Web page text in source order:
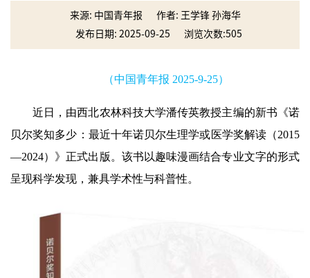
来源: 中国青年报
作者: 王学锋 孙海华
发布日期: 2025-09-25
浏览次数:505
（中国青年报 2025-9-25）
近日，由西北农林科技大学潘传英教授主编的新书《诺
贝尔奖知多少：最近十年诺贝尔生理学或医学奖解读（2015
—2024）》正式出版。该书以趣味漫画结合专业文字的形式
呈现科学发现，兼具学术性与科普性。